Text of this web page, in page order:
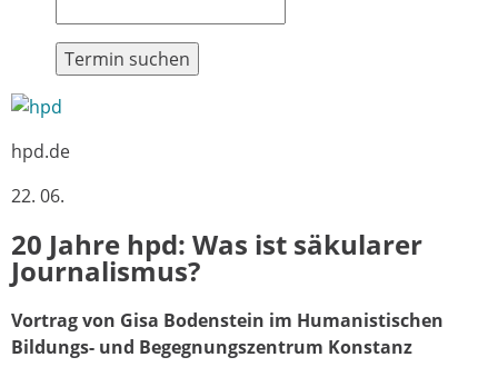
Termin suchen
hpd.de
22. 06.
20 Jahre hpd: Was ist säkularer
Journalismus?
Vortrag von Gisa Bodenstein im Humanistischen
Bildungs- und Begegnungszentrum Konstanz